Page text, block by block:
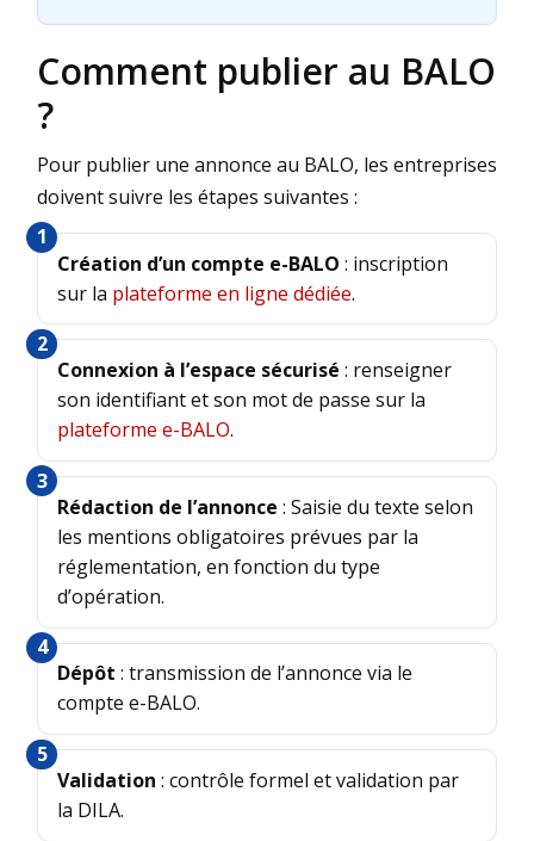
Comment publier au BALO
?
Pour publier une annonce au BALO, les entreprises
doivent suivre les étapes suivantes :
Création d’un compte e-BALO : inscription
sur la plateforme en ligne dédiée.
Connexion à l’espace sécurisé : renseigner
son identifiant et son mot de passe sur la
plateforme e-BALO.
Rédaction de l’annonce : Saisie du texte selon
les mentions obligatoires prévues par la
réglementation, en fonction du type
d’opération.
Dépôt : transmission de l’annonce via le
compte e-BALO.
Validation : contrôle formel et validation par
la DILA.